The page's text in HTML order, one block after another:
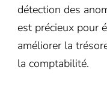
détection des
est précieux pour
améliorer la
la comptabilité.